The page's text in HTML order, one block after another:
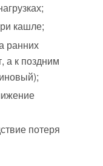
кашле;
ранних
а к поздним
потеря